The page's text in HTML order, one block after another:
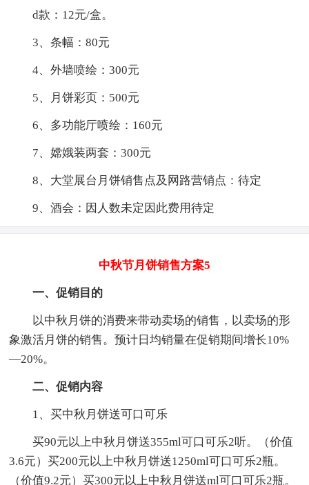
d款：12元/盒。
3、条幅：80元
4、外墙喷绘：300元
5、月饼彩页：500元
6、多功能厅喷绘：160元
7、嫦娥装两套：300元
8、大堂展台月饼销售点及网路营销点：待定
9、酒会：因人数未定因此费用待定
中秋节月饼销售方案5
一、促销目的
以中秋月饼的消费来带动卖场的销售，以卖场的形
象激活月饼的销售。预计日均销量在促销期间增长10%
—20%。
二、促销内容
1、买中秋月饼送可口可乐
买90元以上中秋月饼送355ml可口可乐2听。（价值
3.6元）买200元以上中秋月饼送1250ml可口可乐2瓶。
（价值9.2元）买300元以上中秋月饼送ml可口可乐2瓶。